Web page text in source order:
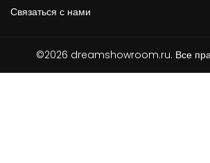
Связаться с нами
©2026 dreamshowroom.ru. Все